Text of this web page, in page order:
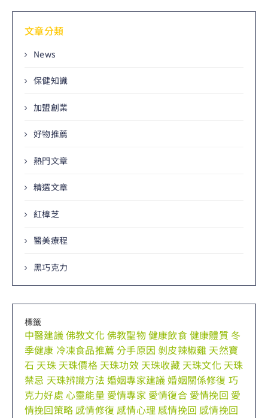
文章分類
News
保健知識
加盟創業
好物推薦
熱門文章
精選文章
紅樟芝
醫美療程
黑巧克力
標籤
中醫建議佛教文化佛教聖物健康飲食健康體質 冬
季健康 冷凍食品推薦 分手原因 剝皮辣椒雞 天然寶
石 天珠 天珠價格 天珠功效 天珠收藏 天珠文化 天珠
禁忌 天珠辨識方法 婚姻專家建議婚姻關係修復 巧
克力好處 心靈能量 愛情專家 愛情復合 愛情挽回 愛
情挽回策略 感情修復 感情心理 感情挽回 感情挽回